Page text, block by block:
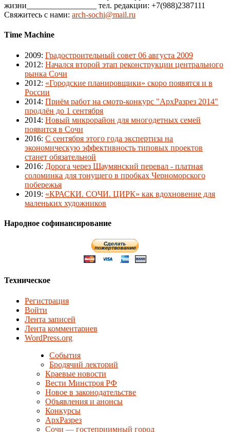
жизни_________________ тел. редакции: +7(988)2387111
Свяжитесь с нами: arch-sochi@mail.ru
Time Machine
2009: Градостроительный совет 06 августа 2009
2012: Начался второй этап реконструкции центрального
рынка Сочи
2012: «Городские планировщики» скоро появятся и в
России
2014: Приём работ на смотр-конкурс "АрхРазрез 2014"
продлён до 1 сентября
2014: Новый микрорайон для многодетных семей
появится в Сочи
2016: С сентября этого года экспертиза на
экономическую эффективность типовых проектов
станет обязательной
2016: Дорога через Шаумянский перевал - платная
соломинка для тонущего в пробках Черноморского
побережья
2019: «КРАСКИ. СОЧИ. ЦИРК» как вдохновение для
маленьких художников
Народное софинансирование
Техническое
Регистрация
Войти
Лента записей
Лента комментариев
WordPress.org
События
Бродячий лекторий
Краевые новости
Вести Минстроя РФ
Новое в законодательстве
Объявления и анонсы
Конкурсы
АрхРазрез
Сочи — гостеприимный город